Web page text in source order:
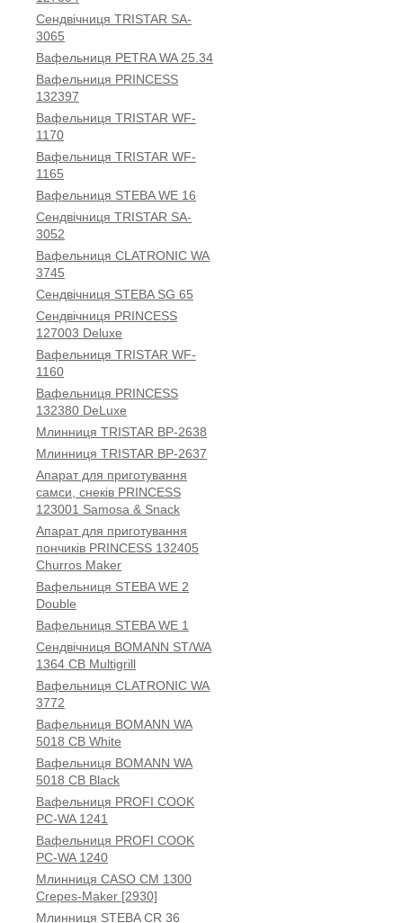
Сендвічниця TRISTAR SA-
3065
Вафельниця PETRA WA 25.34
Вафельниця PRINCESS
132397
Вафельниця TRISTAR WF-
1170
Вафельниця TRISTAR WF-
1165
Вафельниця STEBA WE 16
Сендвічниця TRISTAR SA-
3052
Вафельниця CLATRONIC WA
3745
Сендвічниця STEBA SG 65
Сендвічниця PRINCESS
127003 Deluxe
Вафельниця TRISTAR WF-
1160
Вафельниця PRINCESS
132380 DeLuxe
Млинниця TRISTAR BP-2638
Млинниця TRISTAR BP-2637
Апарат для приготування
самси, снеків PRINCESS
123001 Samosa & Snack
Апарат для приготування
пончиків PRINCESS 132405
Churros Maker
Вафельниця STEBA WE 2
Double
Вафельниця STEBA WE 1
Сендвічниця BOMANN ST/WA
1364 CB Multigrill
Вафельниця CLATRONIC WA
3772
Вафельниця BOMANN WA
5018 CB White
Вафельниця BOMANN WA
5018 CB Black
Вафельниця PROFI COOK
PC-WA 1241
Вафельниця PROFI COOK
PC-WA 1240
Млинниця CASO CM 1300
Crepes-Maker [2930]
Млинниця STEBA CR 36